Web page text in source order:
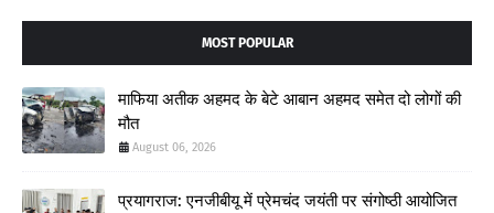
MOST POPULAR
माफिया अतीक अहमद के बेटे आबान अहमद समेत दो लोगों की
मौत
August 06, 2026
प्रयागराज: एनजीबीयू में प्रेमचंद जयंती पर संगोष्ठी आयोजित